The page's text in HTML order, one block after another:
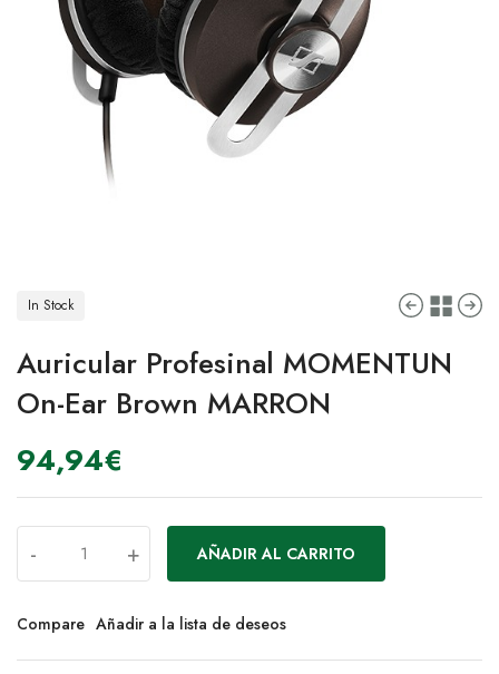
In Stock
Auricular Profesinal MOMENTUN
On-Ear Brown MARRON
94,94€
- + AÑADIR AL CARRITO
Compare Añadir a la lista de deseos